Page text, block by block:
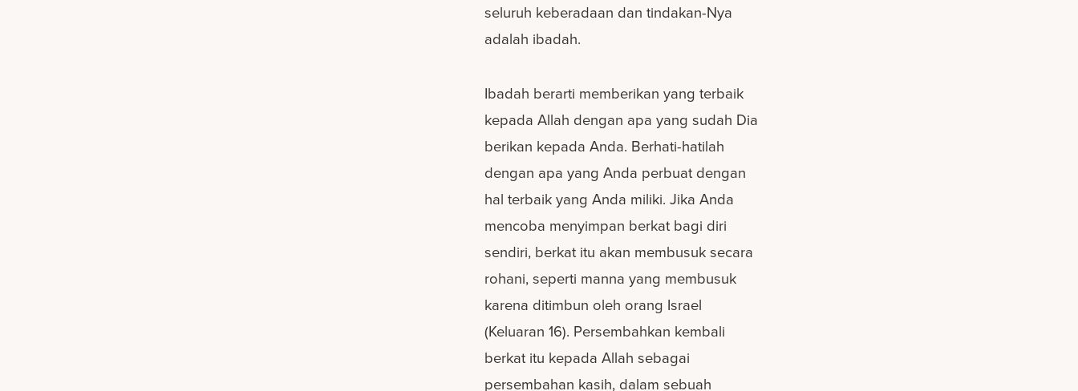
seluruh keberadaan dan tindakan-Nya
adalah ibadah.
Ibadah berarti memberikan yang terbaik
kepada Allah dengan apa yang sudah Dia
berikan kepada Anda. Berhati-hatilah
dengan apa yang Anda perbuat dengan
hal terbaik yang Anda miliki. Jika Anda
mencoba menyimpan berkat bagi diri
sendiri, berkat itu akan membusuk secara
rohani, seperti manna yang membusuk
karena ditimbun oleh orang Israel
(Keluaran 16). Persembahkan kembali
berkat itu kepada Allah sebagai
persembahan kasih, dalam sebuah